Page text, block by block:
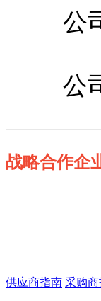
公
公
战略合作企
供应商指南 采购